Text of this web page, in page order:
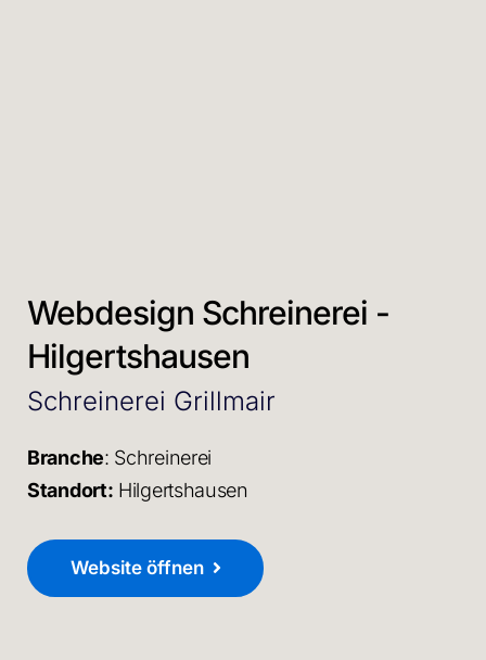
Webdesign Schreinerei -
Hilgertshausen
Schreinerei Grillmair
Branche: Schreinerei
Standort: Hilgertshausen
Website öffnen